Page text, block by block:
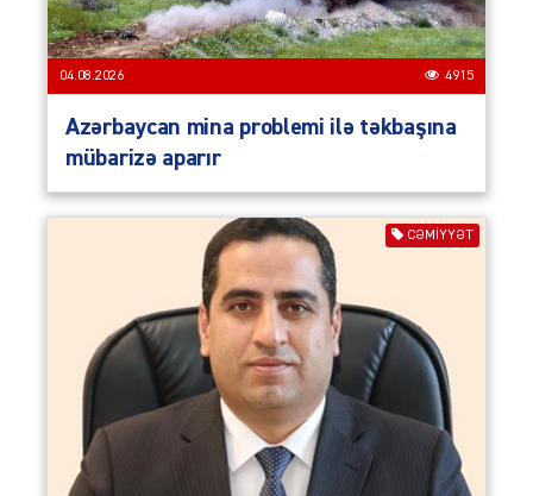
04.08.2026 4915
Azərbaycan mina problemi ilə təkbaşına
mübarizə aparır
CƏMIYYƏT